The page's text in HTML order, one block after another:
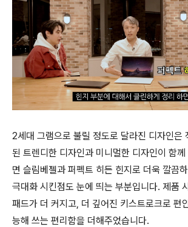
2세대 그램으로 불릴 정도로 달라진 디자인은
된 트렌디한 디자인과 미니멀한 디자인이 함
면 슬림베젤과 퍼펙트 히든 힌지로 더욱 깔끔
극대화 시킨점도 눈에 띄는 부분입니다. 제품
패드가 더 커지고, 더 깊어진 키스트로크로 편
능해 쓰는 편리함을 더해주었습니다.